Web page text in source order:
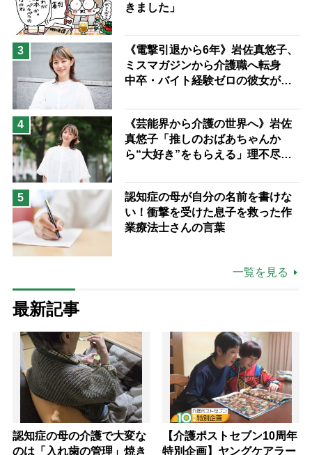
きました」
3
《電撃引退から6年》岩佐真悠子、
ミスマガジンから介護職へ転身
中卒・バイト経験ゼロの彼女が見
ながら自分らしくいられる」
4
《芸能界から介護の世界へ》岩佐
真悠子「推しのおばあちゃんか
ら“大好き”をもらえる」理不尽さ
場は「愛おしい」
5
認知症の母が自分の名前を書けな
い！衝撃を受けた息子を救った作
業療法士さんの言葉
一覧を見る
最新記事
認知症の母の介護で大変な
のは「入れ歯の管理」焼き
【介護ポストセブン10周年
特別企画】ヤングケアラー